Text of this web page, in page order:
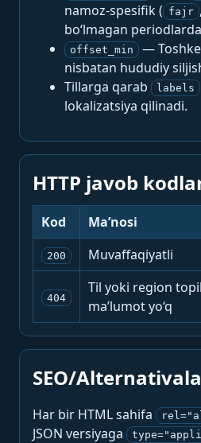
namoz-spesifik ( fajr ,
bo‘lmagan
offset_min
—
nisbatan hududiy
Tillarga qarab
labels
lokalizatsiya qilinadi.
HTTP javob
Kod Ma’nosi
200 Muvaffaqiyatli
404
Til yoki region
ma’lumot yo‘q
SEO/
Har bir HTML sahifa
JSON versiyaga